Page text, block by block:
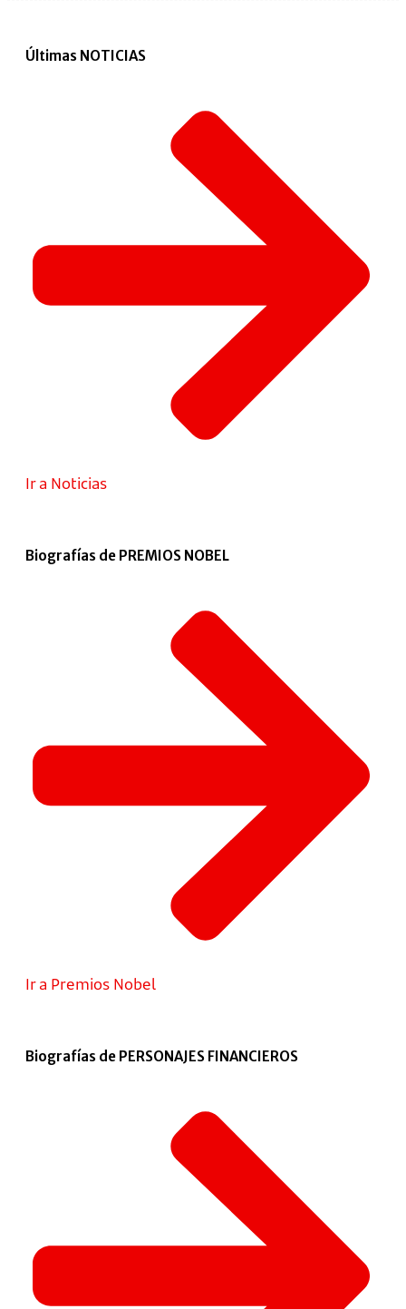
Últimas NOTICIAS
Ir a Noticias
Biografías de PREMIOS NOBEL
Ir a Premios Nobel
Biografías de PERSONAJES FINANCIEROS